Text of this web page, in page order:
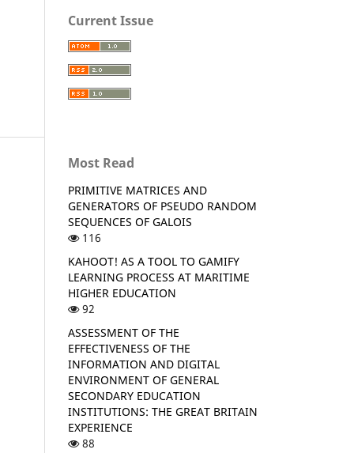
Current Issue
Most Read
PRIMITIVE MATRICES AND
GENERATORS OF PSEUDO RANDOM
SEQUENCES OF GALOIS
116
KAHOOT! AS A TOOL TO GAMIFY
LEARNING PROCESS AT MARITIME
HIGHER EDUCATION
92
ASSESSMENT OF THE
EFFECTIVENESS OF THE
INFORMATION AND DIGITAL
ENVIRONMENT OF GENERAL
SECONDARY EDUCATION
INSTITUTIONS: THE GREAT BRITAIN
EXPERIENCE
88